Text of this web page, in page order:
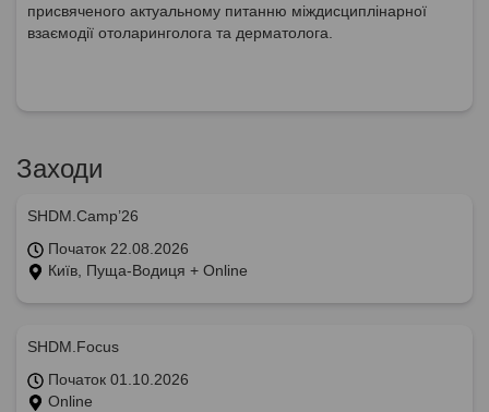
присвяченого актуальному питанню міждисциплінарної
взаємодії отоларинголога та дерматолога.
Заходи
SHDM.Camp’26
Початок 22.08.2026
Київ, Пуща-Водиця + Online
SHDM.Focus
Початок 01.10.2026
Online